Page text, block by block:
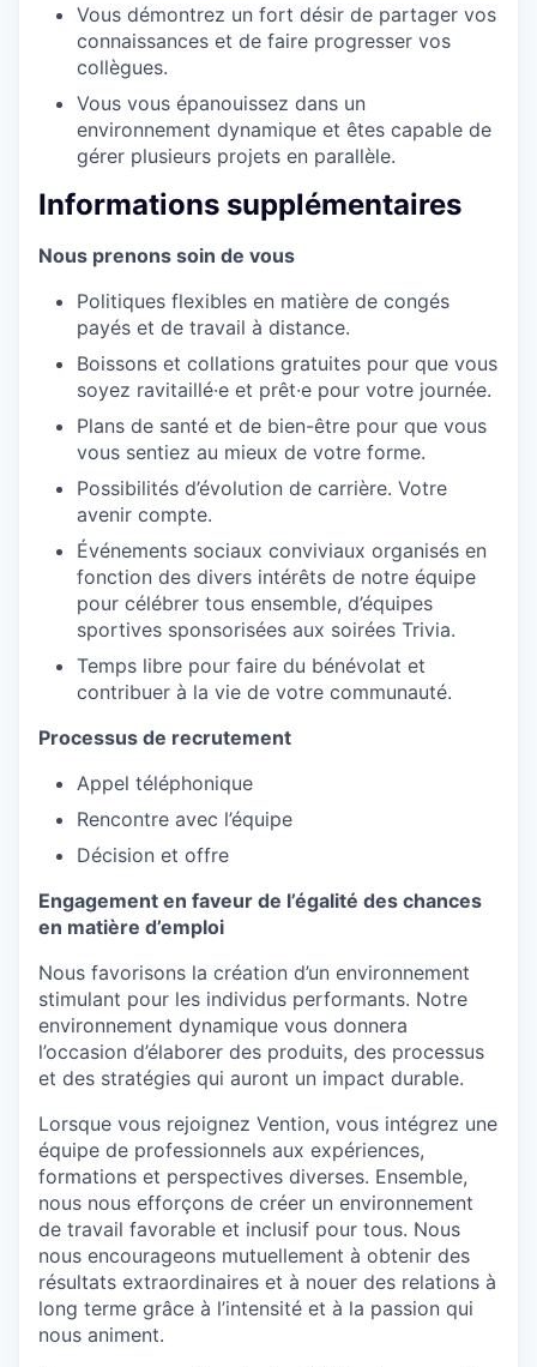
Vous démontrez un fort désir de partager vos
connaissances et de faire progresser vos
collègues.
Vous vous épanouissez dans un
environnement dynamique et êtes capable de
gérer plusieurs projets en parallèle.
Informations supplémentaires
Nous prenons soin de vous
Politiques flexibles en matière de congés
payés et de travail à distance.
Boissons et collations gratuites pour que vous
soyez ravitaillé·e et prêt·e pour votre journée.
Plans de santé et de bien-être pour que vous
vous sentiez au mieux de votre forme.
Possibilités d’évolution de carrière. Votre
avenir compte.
Événements sociaux conviviaux organisés en
fonction des divers intérêts de notre équipe
pour célébrer tous ensemble, d’équipes
sportives sponsorisées aux soirées Trivia.
Temps libre pour faire du bénévolat et
contribuer à la vie de votre communauté.
Processus de recrutement
Appel téléphonique
Rencontre avec l’équipe
Décision et offre
Engagement en faveur de l’égalité des chances
en matière d’emploi
Nous favorisons la création d’un environnement
stimulant pour les individus performants. Notre
environnement dynamique vous donnera
l’occasion d’élaborer des produits, des processus
et des stratégies qui auront un impact durable.
Lorsque vous rejoignez Vention, vous intégrez une
équipe de professionnels aux expériences,
formations et perspectives diverses. Ensemble,
nous nous efforçons de créer un environnement
de travail favorable et inclusif pour tous. Nous
nous encourageons mutuellement à obtenir des
résultats extraordinaires et à nouer des relations à
long terme grâce à l’intensité et à la passion qui
nous animent.